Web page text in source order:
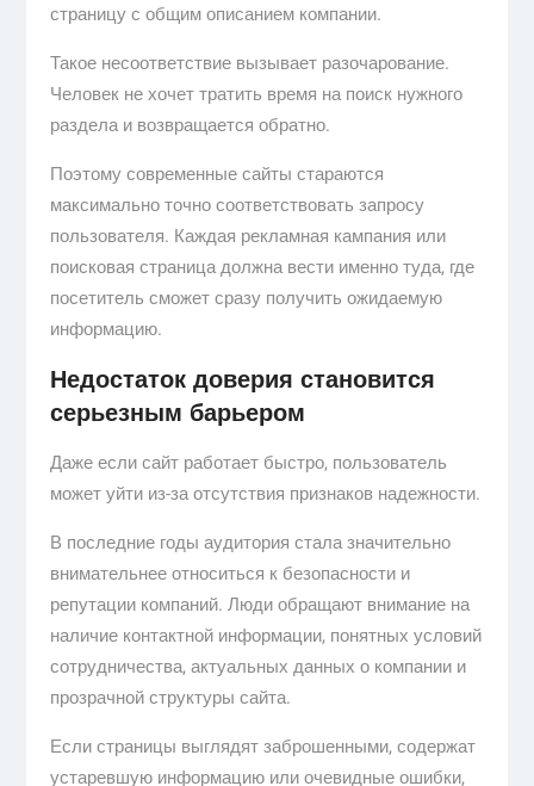
страницу с общим описанием компании.
Такое несоответствие вызывает разочарование.
Человек не хочет тратить время на поиск нужного
раздела и возвращается обратно.
Поэтому современные сайты стараются
максимально точно соответствовать запросу
пользователя. Каждая рекламная кампания или
поисковая страница должна вести именно туда, где
посетитель сможет сразу получить ожидаемую
информацию.
Недостаток доверия становится
серьезным барьером
Даже если сайт работает быстро, пользователь
может уйти из-за отсутствия признаков надежности.
В последние годы аудитория стала значительно
внимательнее относиться к безопасности и
репутации компаний. Люди обращают внимание на
наличие контактной информации, понятных условий
сотрудничества, актуальных данных о компании и
прозрачной структуры сайта.
Если страницы выглядят заброшенными, содержат
устаревшую информацию или очевидные ошибки,